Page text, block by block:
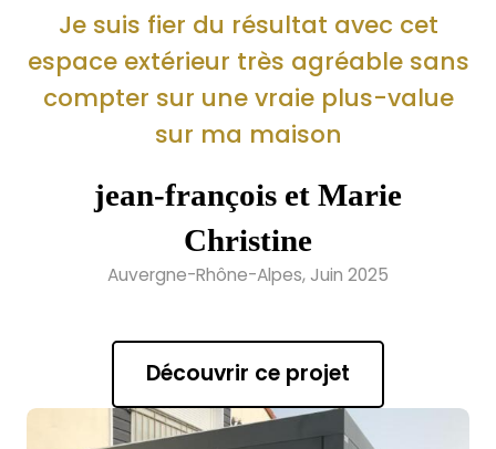
Je suis fier du résultat avec cet
espace extérieur très agréable sans
compter sur une vraie plus-value
sur ma maison
jean-françois et Marie
Christine
Auvergne-Rhône-Alpes, Juin 2025
Découvrir ce projet